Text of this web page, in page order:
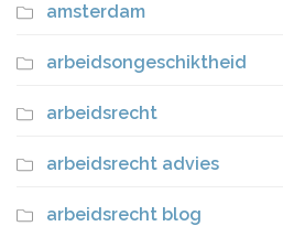
amsterdam
arbeidsongeschiktheid
arbeidsrecht
arbeidsrecht advies
arbeidsrecht blog